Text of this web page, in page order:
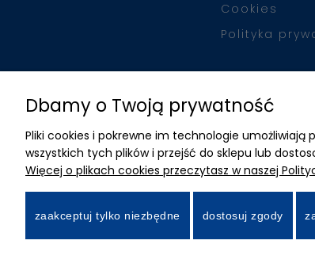
Cookies
Polityka
Dbamy o Twoją prywatność
Pliki cookies i pokrewne im technologie
wszystkich tych plików i przejść do sklepu lub
Więcej o plikach cookies przeczytasz w naszej
zaakceptuj tylko niezbędne dostosuj zgody